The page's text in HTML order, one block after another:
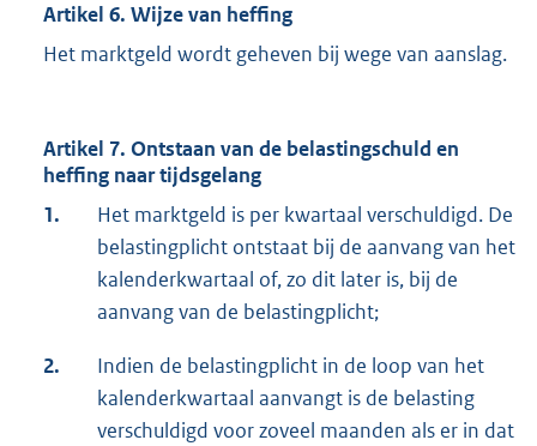
Artikel 6. Wijze van heffing
Het marktgeld wordt geheven bij wege van aanslag.
Artikel 7. Ontstaan van de belastingschuld en
heffing naar tijdsgelang
1.
Het marktgeld is per kwartaal verschuldigd. De
belastingplicht ontstaat bij de aanvang van het
kalenderkwartaal of, zo dit later is, bij de
aanvang van de belastingplicht;
2.
Indien de belastingplicht in de loop van het
kalenderkwartaal aanvangt is de belasting
verschuldigd voor zoveel maanden als er in dat